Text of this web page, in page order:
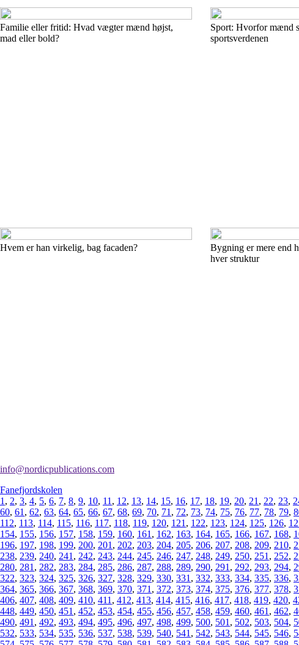
Familie eller fritid: Hvad vægter mænd højst,
mad eller bold?
Sport: Hvorfor mænd
sportsverdenen
Hvem er han virkelig, bag facaden?
Bygning er mere end
hver struktur
info@nordicpublications.com
Fanefjordskolen
1 , 2, 3, 4, 5, 6, 7, 8, 9, 10, 11 , 12, 13, 14, 15, 16, 17, 18, 19, 20, 21 , 22, 23,
60, 61 , 62, 63, 64, 65, 66, 67, 68, 69, 70, 71 , 72, 73, 74, 75, 76, 77, 78, 79,
112, 113, 114, 115, 116, 117, 118, 119, 120, 121 , 122, 123, 124, 125, 126,
154, 155, 156, 157, 158, 159, 160, 161 , 162, 163, 164, 165, 166, 167, 168,
196, 197, 198, 199, 200, 201 , 202, 203, 204, 205, 206, 207, 208, 209, 210,
238, 239, 240, 241 , 242, 243, 244, 245, 246, 247, 248, 249, 250, 251 , 252,
280, 281 , 282, 283, 284, 285, 286, 287, 288, 289, 290, 291 , 292, 293, 294,
322, 323, 324, 325, 326, 327, 328, 329, 330, 331 , 332, 333, 334, 335, 336,
364, 365, 366, 367, 368, 369, 370, 371 , 372, 373, 374, 375, 376, 377, 378,
406, 407, 408, 409, 410, 411 , 412, 413, 414, 415, 416, 417, 418, 419, 420,
448, 449, 450, 451 , 452, 453, 454, 455, 456, 457, 458, 459, 460, 461 , 462,
490, 491 , 492, 493, 494, 495, 496, 497, 498, 499, 500, 501 , 502, 503, 504,
532, 533, 534, 535, 536, 537, 538, 539, 540, 541 , 542, 543, 544, 545, 546,